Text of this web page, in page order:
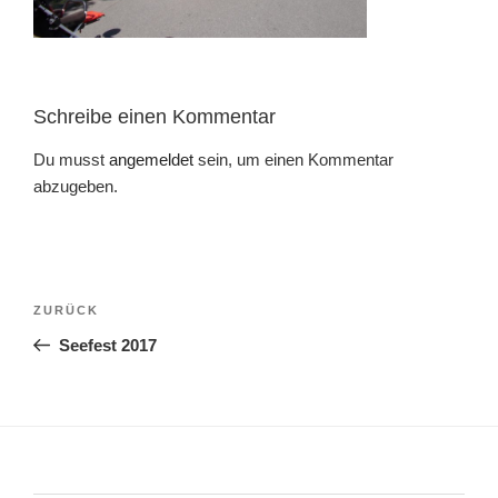
Schreibe einen Kommentar
Du musst angemeldet sein, um einen Kommentar
abzugeben.
Beitragsnavigation
Vorheriger
Beitrag
ZURÜCK
Seefest 2017